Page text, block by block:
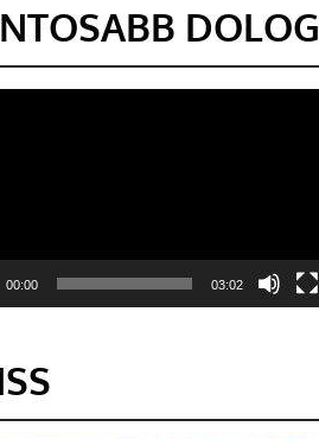
DOLOG
00:00 03:02